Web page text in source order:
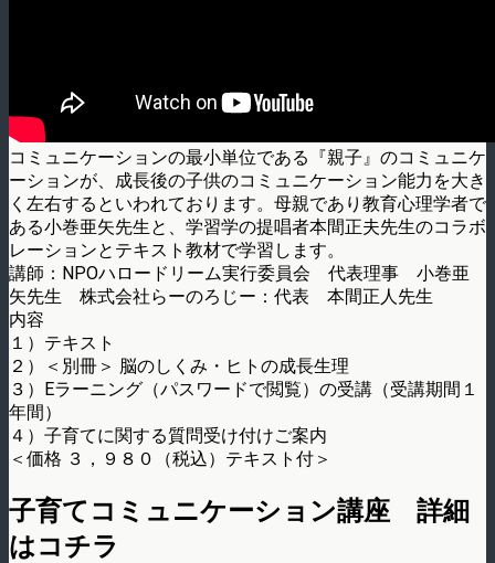
コミュニケーションの最小単位である『親子』のコミュニケ
ーションが、成長後の子供のコミュニケーション能力を大き
く左右するといわれております。母親であり教育心理学者で
ある小巻亜矢先生と、学習学の提唱者本間正夫先生のコラボ
レーションとテキスト教材で学習します。
講師：NPOハロードリーム実行委員会 代表理事 小巻亜
矢先生 株式会社らーのろじー：代表 本間正人先生
内容
１）テキスト
２）＜別冊＞ 脳のしくみ・ヒトの成長生理
３）Eラーニング（パスワードで閲覧）の受講（受講期間１
年間）
４）子育てに関する質問受け付けご案内
＜価格 ３，９８０（税込）テキスト付＞
子育てコミュニケーション講座 詳細
はコチラ